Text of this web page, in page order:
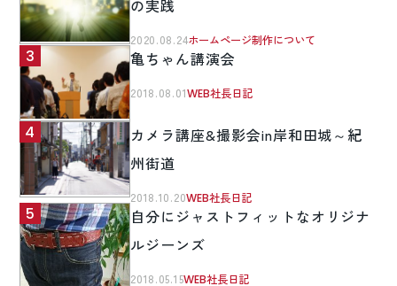
の実践
2020.08.24ホームページ制作について
亀ちゃん講演会
2018.08.01WEB社長日記
カメラ講座&撮影会in岸和田城～紀
州街道
2018.10.20WEB社長日記
自分にジャストフィットなオリジナ
ルジーンズ
2018.05.15WEB社長日記